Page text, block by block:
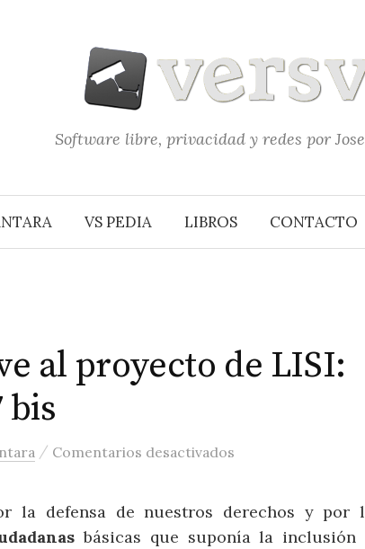
Software libre, privacidad y redes por
VS PEDIA LIBROS CONTACTO
al proyecto de LISI:
bis
/ Comentarios desactivados en La censura
la defensa de nuestros derechos y por
básicas que suponía la inclusión